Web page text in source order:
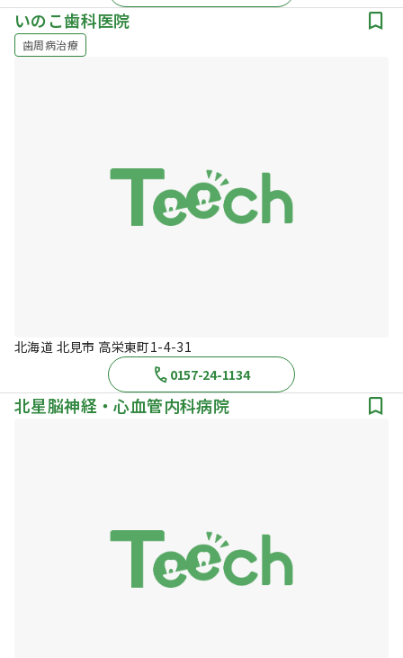
いのこ歯科医院
歯周病治療
北海道 北見市 高栄東町1-4-31
0157-24-1134
北星脳神経・心血管内科病院